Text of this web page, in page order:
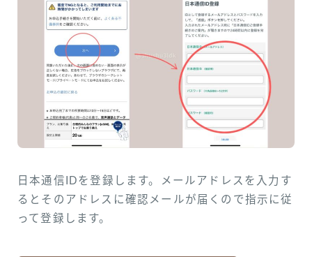
日本通信IDを登録します。メールアドレスを入力す
るとそのアドレスに確認メールが届くので指示に従
って登録します。